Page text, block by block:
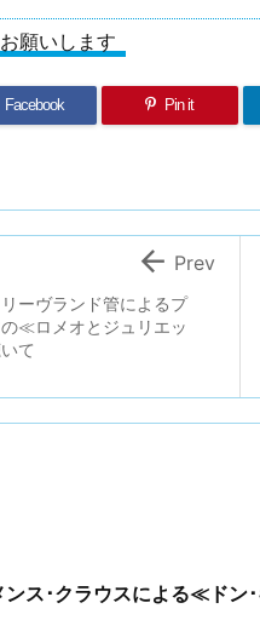
願いします
Facebook Pin it
ーヴランド管によるプ
≪ロメオとジュリエッ
て
 Prev
ンス･クラウスによる≪ドン